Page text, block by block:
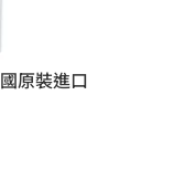
原裝進口